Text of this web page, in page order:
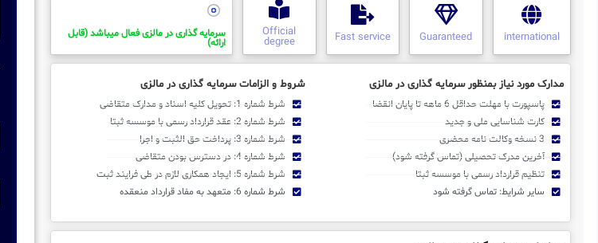
international
Guaranteed
Fast service
Official
degree
سرمایه گذاری در مالزی فعال میباشد (قابل
ارائه)
مدارک مورد نیاز بمنظور سرمایه گذاری در مالزی
پاسپورت با مهلت حداقل 6 ماهه تا پایان انقضا
کارت شناسایی ملی و جدید
3 نسخه وکالت نامه محضری
آخرین مدرک تحصیلی (تماس گرفته شود)
تنظیم قرارداد رسمی با موسسه ثبتا
سایر شرایط: تماس گرفته شود
شروط و الزامات سرمایه گذاری در مالزی
شرط شماره 1: تحویل کلیه اسناد و مدارک متقاضی
شرط شماره 2: عقد قرارداد رسمی با موسسه ثبتا
شرط شماره 3: پرداخت حق الثبت و اجرا
شرط شماره 4: در دسترس بودن متقاضی
شرط شماره 5: ایجاد همکاری لازم در طی فرایند ثبت
شرط شماره 6: متعهد به مفاد قرارداد منعقده